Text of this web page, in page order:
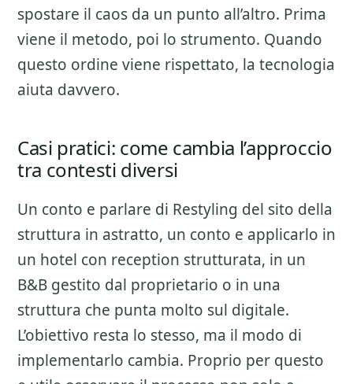
spostare il caos da un punto all’altro. Prima
viene il metodo, poi lo strumento. Quando
questo ordine viene rispettato, la tecnologia
aiuta davvero.
Casi pratici: come cambia l’approccio
tra contesti diversi
Un conto e parlare di Restyling del sito della
struttura in astratto, un conto e applicarlo in
un hotel con reception strutturata, in un
B&B gestito dal proprietario o in una
struttura che punta molto sul digitale.
L’obiettivo resta lo stesso, ma il modo di
implementarlo cambia. Proprio per questo